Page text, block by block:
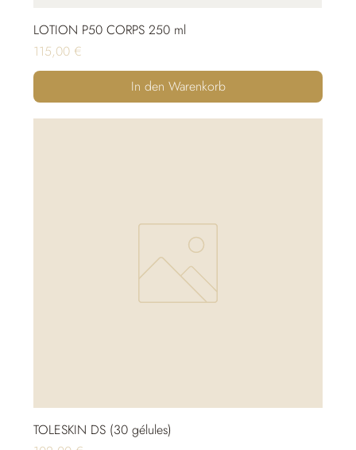
LOTION P50 CORPS 250 ml
Preis
115,00 €
In den Warenkorb
TOLESKIN DS (30 gélules)